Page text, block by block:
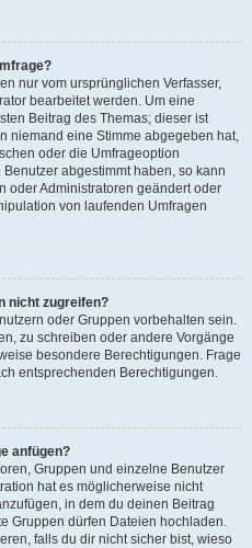
nur vom ursprünglichen Verfasser,
bearbeitet werden. Um eine
Beitrag des Themas; dieser ist
niemand eine Stimme abgegeben hat,
oder die Umfrageoption
abgestimmt haben, so kann
oder Administratoren geändert oder
von laufenden Umfragen
nicht zugreifen?
oder Gruppen vorbehalten sein.
zu schreiben oder andere Vorgänge
besondere Berechtigungen. Frage
entsprechenden Berechtigungen.
anfügen?
Gruppen und einzelne Benutzer
hat es möglicherweise nicht
in dem du deinen Beitrag
Gruppen dürfen Dateien hochladen.
falls du dir nicht sicher bist, wieso